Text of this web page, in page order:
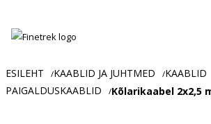
Usaldusväärne
ja
tööstusautomaatika
ESILEHT /KAABLID JA JUHTMED /KAABLID
PAIGALDUSKAABLID /Kõlarikaabel 2x2,5